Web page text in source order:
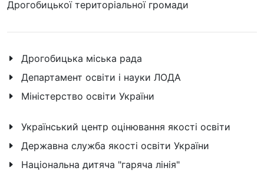
Дрогобицької територіальної громади
Дрогобицька міська рада
Департамент освіти і науки ЛОДА
Міністерство освіти України
Український центр оцінювання якості освіти
Державна служба якості освіти України
Національна дитяча "гаряча лінія"